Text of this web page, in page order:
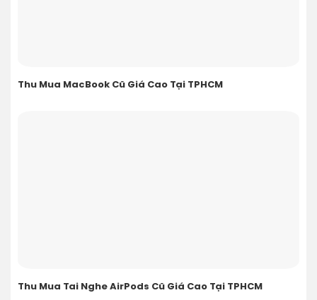
Thu Mua MacBook Cũ Giá Cao Tại TPHCM
Thu Mua Tai Nghe AirPods Cũ Giá Cao Tại TPHCM